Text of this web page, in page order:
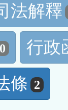
法解釋
0
行政
條 2